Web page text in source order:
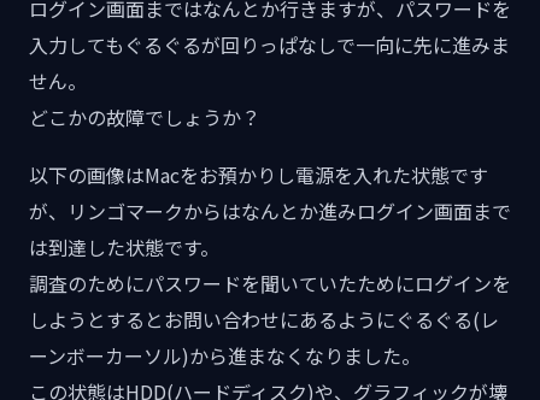
ログイン画面まではなんとか行きますが、パスワードを
入力してもぐるぐるが回りっぱなしで一向に先に進みま
せん。
どこかの故障でしょうか？
以下の画像はMacをお預かりし電源を入れた状態です
が、リンゴマークからはなんとか進みログイン画面まで
は到達した状態です。
調査のためにパスワードを聞いていたためにログインを
しようとするとお問い合わせにあるようにぐるぐる(レ
ーンボーカーソル)から進まなくなりました。
この状態はHDD(ハードディスク)や、グラフィックが壊